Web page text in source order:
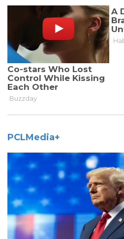
PCLMedia+